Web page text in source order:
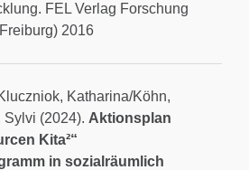
FEL Verlag Forschung
2016
Katharina/Köhn,
(2024). Aktionsplan
Kita²“
in sozialräumlich